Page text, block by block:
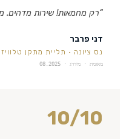
“רק מחמאות! שירות מדהים.
דני פרבר
נס ציונה · תליית מתקן
מאומת · מידרג · 08.2025
10/10